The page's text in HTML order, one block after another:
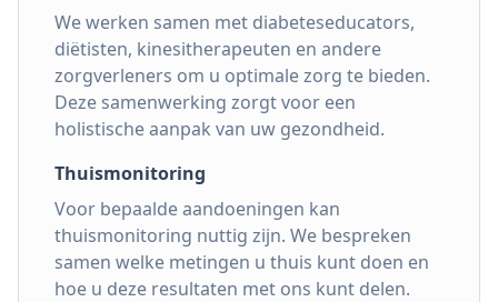
We werken samen met diabeteseducators,
diëtisten, kinesitherapeuten en andere
zorgverleners om u optimale zorg te bieden.
Deze samenwerking zorgt voor een
holistische aanpak van uw gezondheid.
Thuismonitoring
Voor bepaalde aandoeningen kan
thuismonitoring nuttig zijn. We bespreken
samen welke metingen u thuis kunt doen en
hoe u deze resultaten met ons kunt delen.